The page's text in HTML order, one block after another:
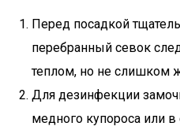
Перед посадкой
перебранный севок
теплом, но не слишком
Для дезинфекции
медного купороса или